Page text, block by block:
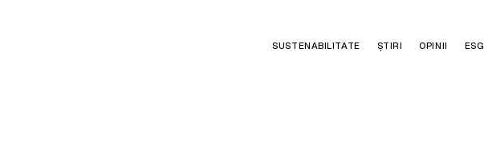
SUSTENABILITATE ȘTIRI OPINII ESG